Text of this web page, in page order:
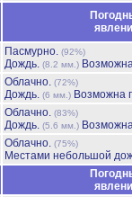
Пасмурно. (92%)
Дождь. (8.2 мм.)
Облачно. (72%)
Дождь. (6 мм.) Возможна
Облачно. (83%)
Дождь. (5.6 мм.)
Облачно. (75%)
Местами небольшой